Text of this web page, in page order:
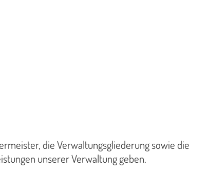
die Verwaltungsgliederung sowie die
unserer Verwaltung geben.